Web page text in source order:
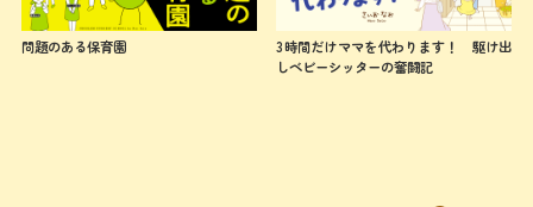
問題のある保育園
3時間だけママを代わります！ 駆け出
しベビーシッターの奮闘記